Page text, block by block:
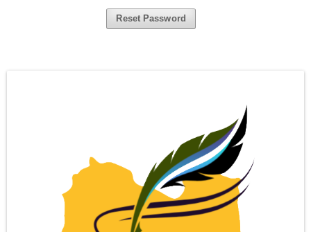
Reset Password